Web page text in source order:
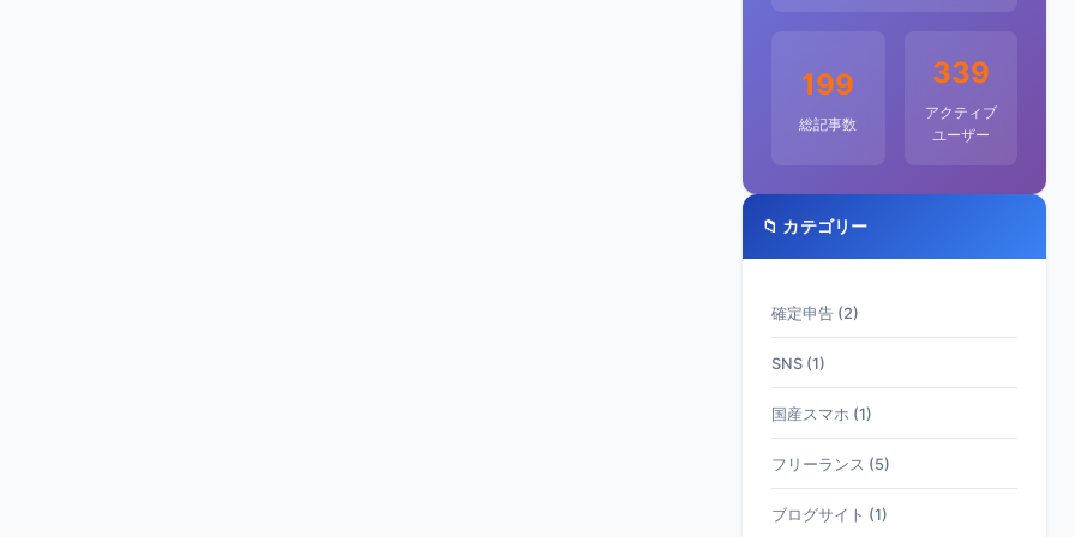
199
総記事数
339
アクティブ
ユーザー
📁 カテゴリー
確定申告 (2)
SNS (1)
国産スマホ (1)
フリーランス (5)
ブログサイト (1)